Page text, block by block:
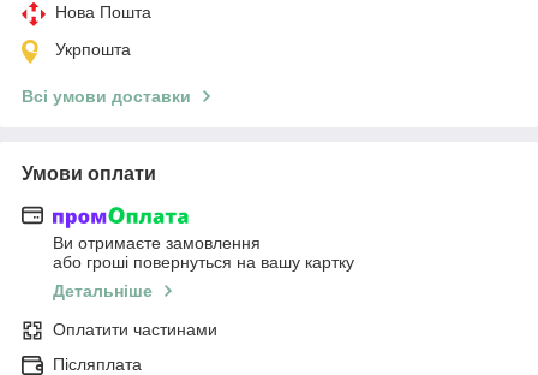
Нова Пошта
Укрпошта
Всі умови доставки
Умови оплати
Ви отримаєте замовлення
або гроші повернуться на вашу картку
Детальніше
Оплатити частинами
Післяплата